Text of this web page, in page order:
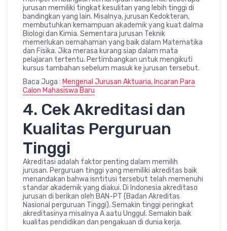
jurusan memiliki tingkat kesulitan yang lebih tinggi di
bandingkan yang lain. Misalnya, jurusan Kedokteran,
membutuhkan kemampuan akademik yang kuat dalma
Biologi dan Kimia. Sementara jurusan Teknik
memerlukan oemahaman yang baik dalam Matematika
dan Fisika. Jika merasa kurang siap dalam mata
pelajaran tertentu. Pertimbangkan untuk mengikuti
kursus tambahan sebelum masuk ke jurusan tersebut.
Baca Juga : Mengenal Jurusan Aktuaria, Incaran Para
Calon Mahasiswa Baru
4. Cek Akreditasi dan
Kualitas Perguruan
Tinggi
Akreditasi adalah faktor penting dalam memilih
jurusan. Perguruan tinggi yang memiliki akreditas baik
menandakan bahwa isntitusi tersebut telah memenuhi
standar akademik yang diakui. Di Indonesia akreditaso
jurusan di berikan oleh BAN-PT (Badan Akreditas
Nasional perguruan Tinggi). Semakin tinggi peringkat
akreditasinya misalnya A aatu Unggul. Semakin baik
kualitas pendidikan dan pengakuan di dunia kerja.